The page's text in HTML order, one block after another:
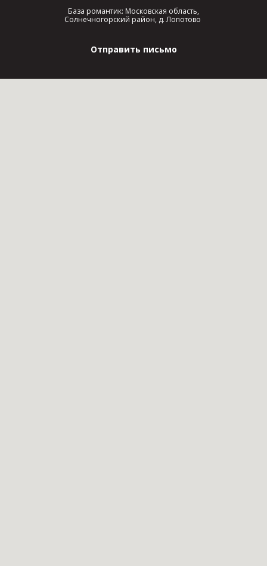
База романтик: Московская область,
Солнечногорский район, д. Лопотово
Отправить письмо